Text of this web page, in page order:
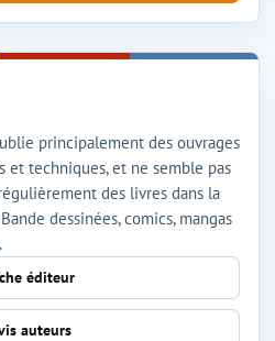
principalement des ouvrages
et techniques, et ne semble pas
des livres dans la
dessinées, comics, mangas
éditeur
auteurs